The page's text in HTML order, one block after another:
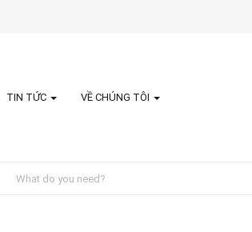
TIN TỨC VỀ CHÚNG TÔI